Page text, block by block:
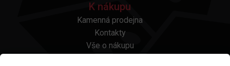
K nákupu
Kamenná prodejna
Kontakty
Vše o nákupu